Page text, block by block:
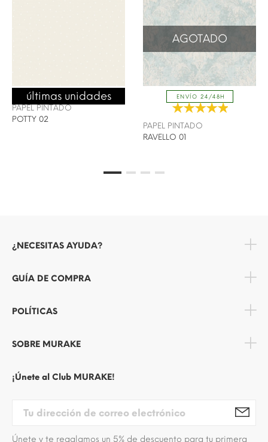
SELECTION
últimas unidades
PAPEL PINTADO
POTTY 02
ENVÍO 24/48H
AGOTADO
PAPEL PINTADO
RAVELLO 01
¿NECESITAS AYUDA?
GUÍA DE COMPRA
POLÍTICAS
SOBRE MURAKE
¡Únete al Club MURAKE!
Únete y te regalamos un 5% de descuento para tu primera